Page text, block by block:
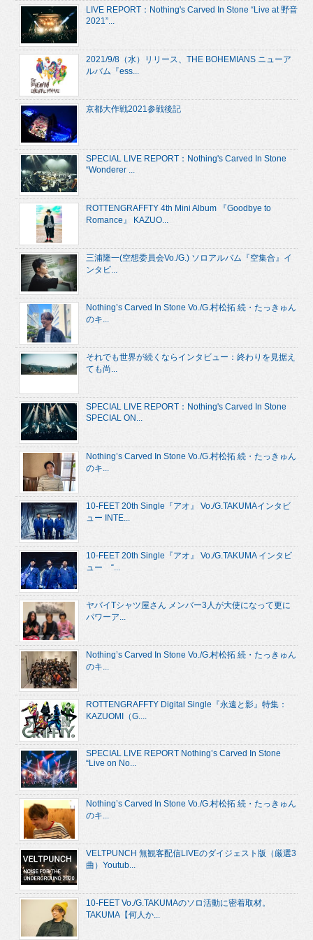
LIVE REPORT：Nothing's Carved In Stone “Live at 野音
2021”...
2021/9/8（水）リリース、THE BOHEMIANS ニューア
ルバム『ess...
京都大作戦2021参戦後記
SPECIAL LIVE REPORT：Nothing's Carved In Stone
“Wonderer ...
ROTTENGRAFFTY 4th Mini Album 『Goodbye to
Romance』 KAZUO...
三浦隆一(空想委員会Vo./G.) ソロアルバム『空集合』イ
ンタビ...
Nothing’s Carved In Stone Vo./G.村松拓 続・たっきゅん
のキ...
それでも世界が続くならインタビュー：終わりを見据え
ても尚...
SPECIAL LIVE REPORT：Nothing's Carved In Stone
SPECIAL ON...
Nothing’s Carved In Stone Vo./G.村松拓 続・たっきゅん
のキ...
10-FEET 20th Single『アオ』 Vo./G.TAKUMAインタビ
ュー INTE...
10-FEET 20th Single『アオ』 Vo./G.TAKUMA インタビ
ュー “...
ヤバイTシャツ屋さん メンバー3人が大使になって更に
パワーア...
Nothing’s Carved In Stone Vo./G.村松拓 続・たっきゅん
のキ...
ROTTENGRAFFTY Digital Single『永遠と影』特集：
KAZUOMI（G....
SPECIAL LIVE REPORT Nothing’s Carved In Stone
“Live on No...
Nothing’s Carved In Stone Vo./G.村松拓 続・たっきゅん
のキ...
VELTPUNCH 無観客配信LIVEのダイジェスト版（厳選3
曲）Youtub...
10-FEET Vo./G.TAKUMAのソロ活動に密着取材。
TAKUMA【何人か...